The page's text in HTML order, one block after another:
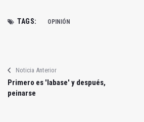
TAGS: OPINIÓN
Noticia Anterior
Primero es 'labase' y después,
peinarse